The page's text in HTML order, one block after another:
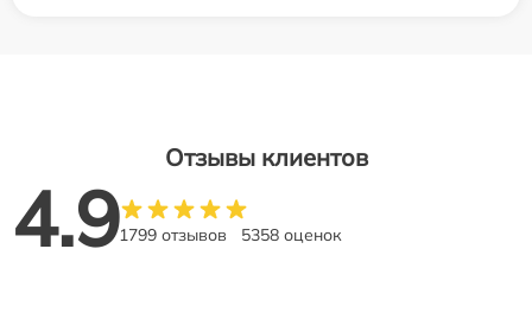
Отзывы клиентов
4.91799 отзывов 5358 оценок